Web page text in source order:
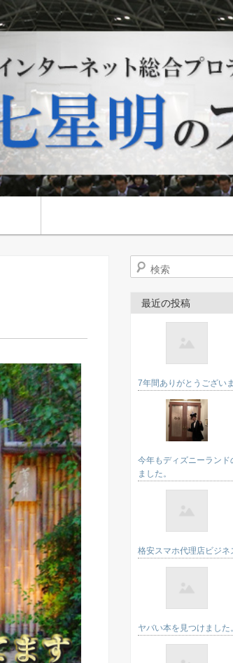
検索
最近の投稿
7年間ありがとうござい
今年もディズニーラン
ました。
格安スマホ代理店ビジネ
ヤバい本を見つけました